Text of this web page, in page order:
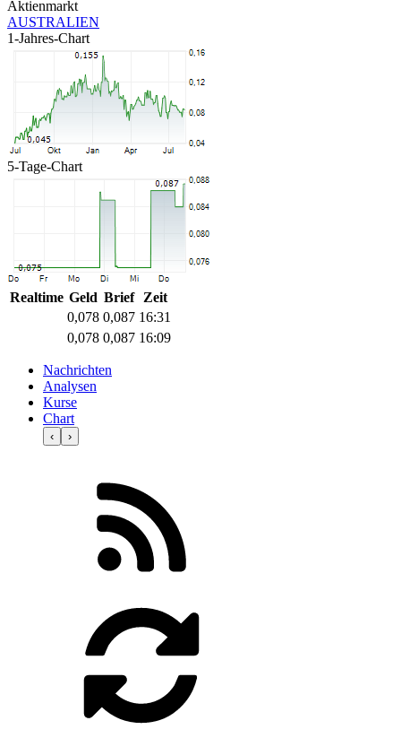
Aktienmarkt
AUSTRALIEN
1-Jahres-Chart
5-Tage-Chart
Realtime Geld Brief
Zeit
0,078 0,087 16:31
0,078 0,087 16:09
Nachrichten
Analysen
Kurse
Chart
‹ ›